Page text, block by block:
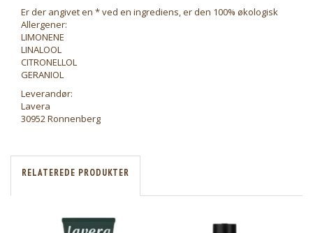
Er der angivet en * ved en ingrediens, er den 100% økologisk
Allergener:
LIMONENE
LINALOOL
CITRONELLOL
GERANIOL
Leverandør:
Lavera
30952 Ronnenberg
RELATEREDE PRODUKTER